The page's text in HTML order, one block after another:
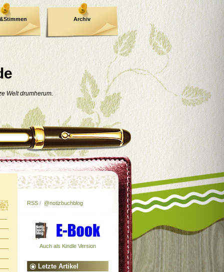
Welt drumherum.
Archiv
RSS / @notizbuchblog
Auch als Kindle Version
Letzte Artikel